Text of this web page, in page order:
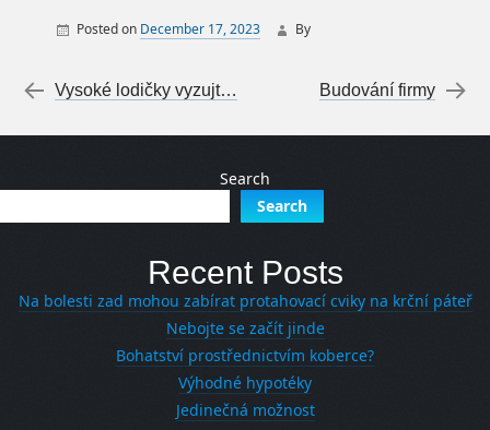
Posted on December 17, 2023 By
Post navigation
←
Vysoké lodičky vyzujte až v posteli Budování firmy →
Search
Search
Recent Posts
Na bolesti zad mohou zabírat protahovací cviky na krční páteř
Nebojte se začít jinde
Bohatství prostřednictvím koberce?
Výhodné hypotéky
Jedinečná možnost